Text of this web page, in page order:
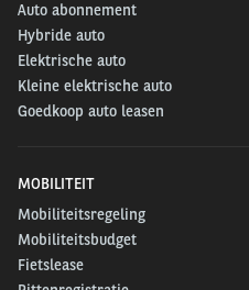
Auto abonnement
Hybride auto
Elektrische auto
Kleine elektrische auto
Goedkoop auto leasen
MOBILITEIT
Mobiliteitsregeling
Mobiliteitsbudget
Fietslease